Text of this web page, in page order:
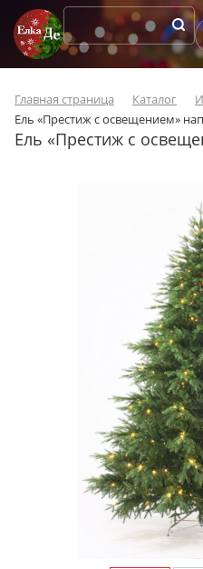
Главная страница Каталог
Ель «Престиж с освещением»
Ель «Престиж с